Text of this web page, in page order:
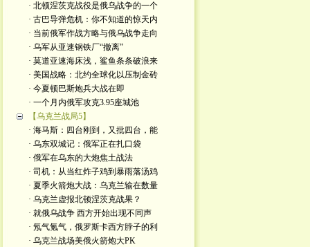
· 北顿涅茨克战役是俄乌战争的一个
· 古巴导弹危机：你不知道的惊天内
· 当前俄军作战方略与俄乌战争走向
· 乌军从亚速钢铁厂“撤离”
· 莫道亚速海床浅，鲨鱼条条破浪来
· 美国战略：北约全球化以压制金砖
· 今夏顿巴斯炮兵大战在即
· 一个月内俄军攻克3.95座城池
【乌克兰战局5】
· 海马斯：四台刚到，又批四台，能
· 乌东双城记：俄军正在扎口袋
· 俄军在乌东的大炮焦土战法
· 司机：从当红炸子鸡到暴雨落汤鸡
· 夏季火箭炮大战：乌克兰输在数量
· 乌克兰虚报北顿涅茨克战果？
· 就俄乌战争 西方开始出现不同声
· 氖气氪气，俄罗斯卡西方脖子的利
· 乌克兰战场美俄火箭炮大PK